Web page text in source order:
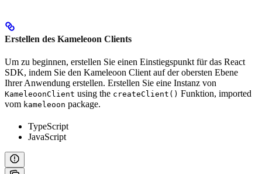
Erstellen des Kameleoon Clients
Um zu beginnen, erstellen Sie einen Einstiegspunkt für das React
SDK, indem Sie den Kameleoon Client auf der obersten Ebene
Ihrer Anwendung erstellen. Erstellen Sie eine Instanz von
KameleoonClient using the createClient() Funktion, imported
vom kameleoon package.
TypeScript
JavaScript